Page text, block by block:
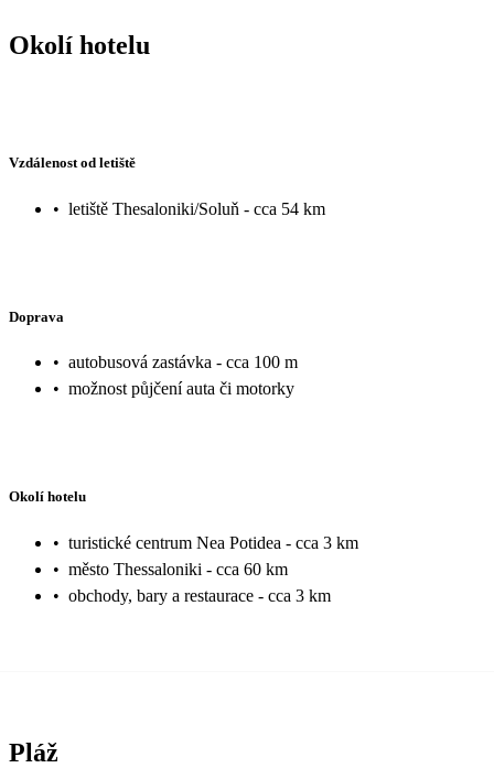
Okolí hotelu
Vzdálenost od letiště
• letiště Thesaloniki/Soluň - cca 54 km
Doprava
• autobusová zastávka - cca 100 m
• možnost půjčení auta či motorky
Okolí hotelu
• turistické centrum Nea Potidea - cca 3 km
• město Thessaloniki - cca 60 km
• obchody, bary a restaurace - cca 3 km
Pláž